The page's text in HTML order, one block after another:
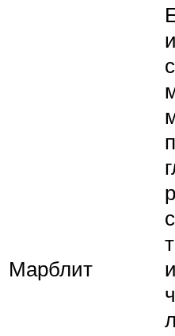
Марблит